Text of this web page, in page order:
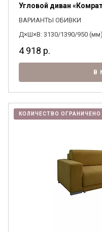
Угловой диван
ВАРИАНТЫ ОБИВКИ
Д×Ш×В: 3130/1390/950 (мм)
4 918 р.
В
КОЛИЧЕСТВО ОГРАНИЧЕНО